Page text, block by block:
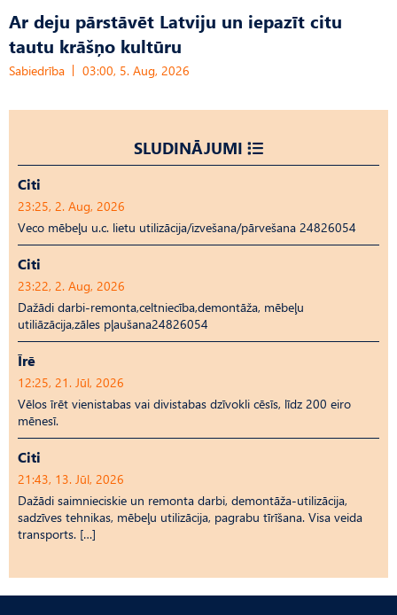
Ar deju pārstāvēt Latviju un iepazīt citu
tautu krāšņo kultūru
Sabiedrība 03:00, 5. Aug, 2026
SLUDINĀJUMI
Citi
23:25, 2. Aug, 2026
Veco mēbeļu u.c. lietu utilizācija/izvešana/pārvešana 24826054
Citi
23:22, 2. Aug, 2026
Dažādi darbi-remonta,celtniecība,demontāža, mēbeļu
utiliāzācija,zāles pļaušana24826054
Īrē
12:25, 21. Jūl, 2026
Vēlos īrēt vienistabas vai divistabas dzīvokli cēsīs, līdz 200 eiro
mēnesī.
Citi
21:43, 13. Jūl, 2026
Dažādi saimnieciskie un remonta darbi, demontāža-utilizācija,
sadzīves tehnikas, mēbeļu utilizācija, pagrabu tīrīšana. Visa veida
transports. […]